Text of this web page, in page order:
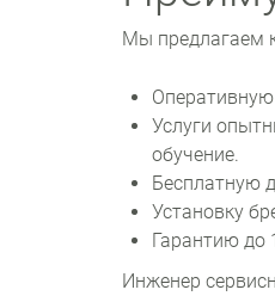
Мы предлагаем
Услуги
обучение.
Бесплатную
Установку
Гарантию до
Инженер